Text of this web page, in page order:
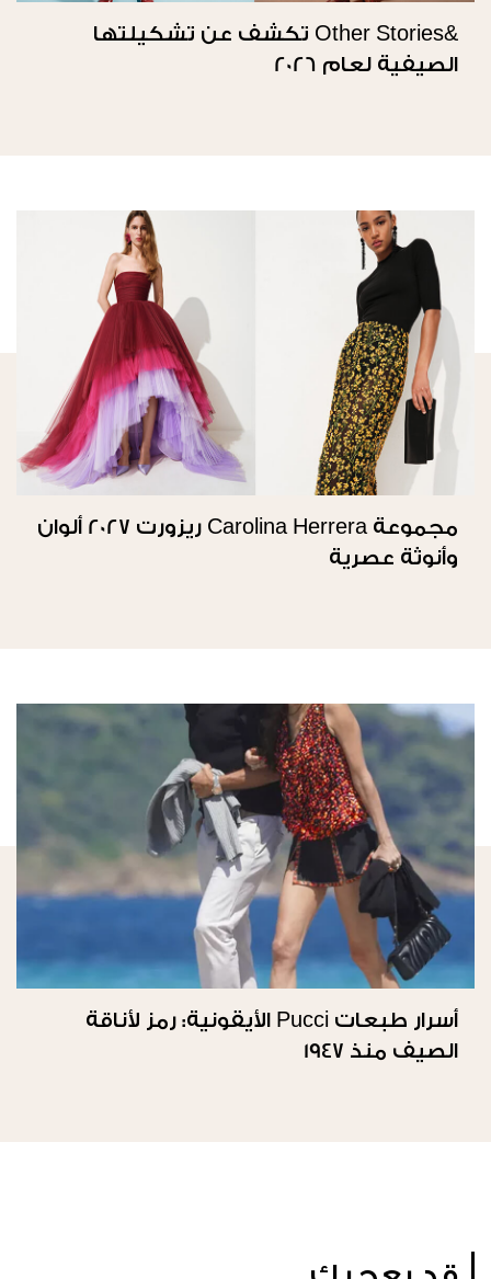
&Other Stories تكشف عن تشكيلتها
الصيفية لعام 2026
مجموعة Carolina Herrera ريزورت 2027 ألوان
وأنوثة عصرية
أسرار طبعات Pucci الأيقونية: رمز لأناقة
الصيف منذ 1947